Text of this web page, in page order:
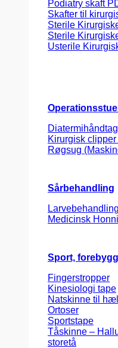
Podiatry skaft
Skafter til
Sterile
Sterile
Usterile
Kirurgisk
Røgsug
Sårbehandling
Larvebehandling
Medicinsk
Sport,
Fingerstropper
Kinesiologi tape
Natskinne til
Ortoser
Sportstape
Tåskinne –
storetå